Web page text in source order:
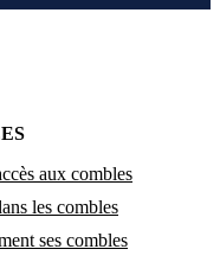
aux combles
les combles
ses combles